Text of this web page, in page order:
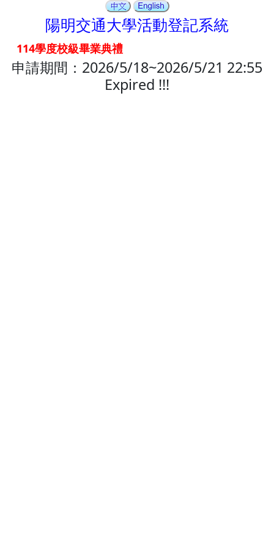
陽明交通大學活動登記系統
114學度校級畢業典禮
申請期間： 2026/5/18~2026/5/21 22:55
Expired !!!